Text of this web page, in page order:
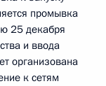
промывка
25 декабря
и ввода
организована
к сетям